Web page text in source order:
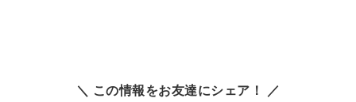
＼ この情報をお友達にシェア！ ／